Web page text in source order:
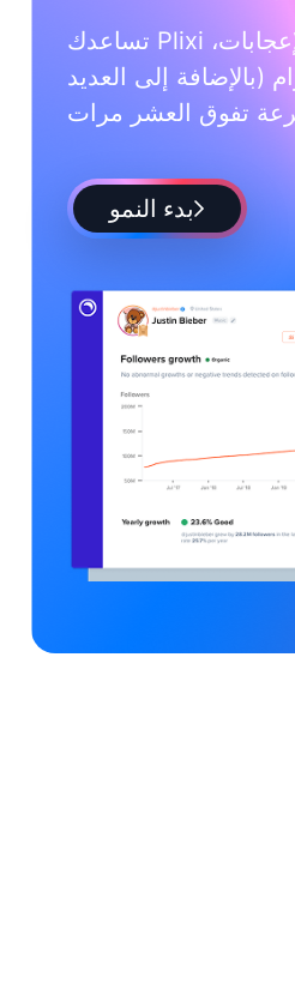
تساعدك Plixi على زيادة متابعيك، والإعجابات،
(بالإضافة إلى العديد
بدء النمو